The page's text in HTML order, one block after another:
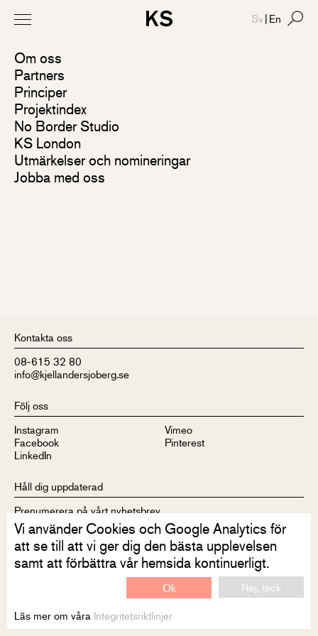
Om oss
Partners
Principer
Projektindex
No Border Studio
KS London
Utmärkelser och nomineringar
Jobba med oss
Kontakta oss
08-615 32 80
info@kjellandersjoberg.se
Följ oss
Instagram
Facebook
LinkedIn
Vimeo
Pinterest
Håll dig uppdaterad
Prenumerera på vårt nyhetsbrev
Integritetsriktlinjer Kontakt
Sv | En
Vi använder Cookies och Google Analytics för
att se till att vi ger dig den bästa upplevelsen
samt att förbättra vår hemsida kontinuerligt.
Ok Nej, tack
Läs mer om våra Integritetsriktlinjer